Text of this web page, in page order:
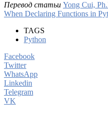
Перевод статьи Yong Cui,
When Declaring Functions in
TAGS
Python
Facebook
Twitter
WhatsApp
Linkedin
Telegram
VK